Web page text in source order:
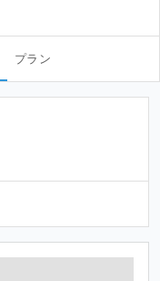
プラン